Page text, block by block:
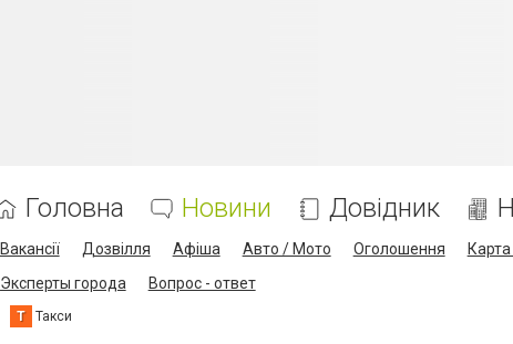
Головна Новини Довідник
Вакансії Дозвілля Афіша Авто / Мото Оголошення Карта
Эксперты города
Вопрос - ответ
Т Такси